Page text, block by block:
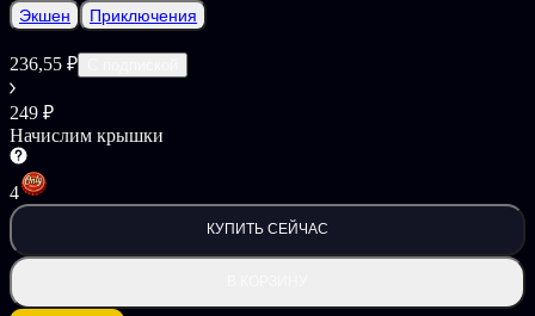
Экшен Приключения
236,55 ₽
249 ₽
Начислим крышки
4
КУПИТЬ СЕЙЧАС